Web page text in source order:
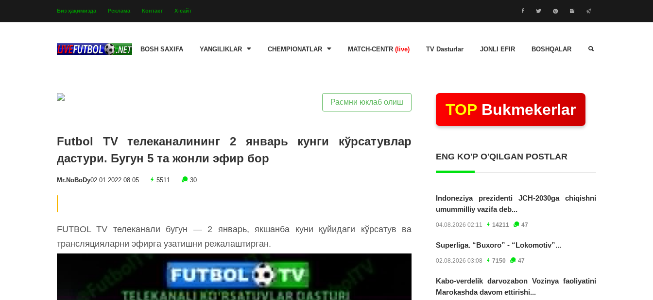
Биз ҳақимизда Реклама Контакт Х-сайт
BOSH SAXIFA YANGILIKLAR CHEMPIONATLAR MATCH-CENTR (live) TV Dasturlar JONLI EFIR BOSHQALAR
Расмни юклаб олиш
Futbol TV телеканалининг 2 январь кунги кўрсатувлар
дастури. Бугун 5 та жонли эфир бор
Mr.NoBoDy02.01.2022 08:05 5511 30
FUTBOL TV телеканали бугун — 2 январь, якшанба куни қуйидаги кўрсатув ва
трансляцияларни эфирга узатишни режалаштирган.
TOP Bukmekerlar
ENG KO'P O'QILGAN POSTLAR
Indoneziya prezidenti JCH-2030ga chiqishni
umummilliy vazifa deb...
04.08.2026 02:11 14211 47
Superliga. “Buxoro” - “Lokomotiv”...
02.08.2026 03:08 7150 47
Kabo-verdelik darvozabon Vozinya faoliyatini
Marokashda davom ettirishi...